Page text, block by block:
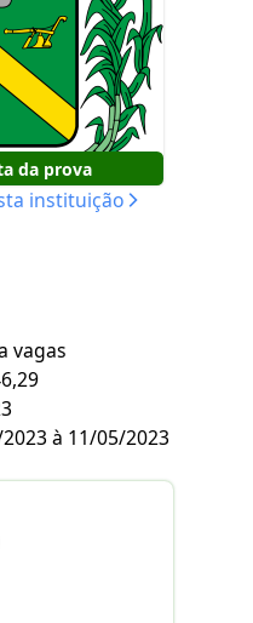
da prova
instituição
vagas
à 11/05/2023